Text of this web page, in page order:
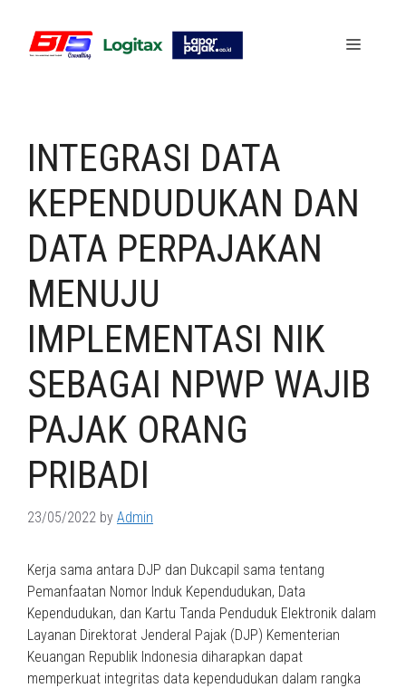
content
Menu
INTEGRASI DATA
KEPENDUDUKAN DAN
DATA PERPAJAKAN
MENUJU
IMPLEMENTASI NIK
SEBAGAI NPWP WAJIB
PAJAK ORANG
PRIBADI
23/05/2022 by Admin
Kerja sama antara DJP dan Dukcapil sama tentang
Pemanfaatan Nomor Induk Kependudukan, Data
Kependudukan, dan Kartu Tanda Penduduk Elektronik dalam
Layanan Direktorat Jenderal Pajak (DJP) Kementerian
Keuangan Republik Indonesia diharapkan dapat
memperkuat integritas data kependudukan dalam rangka